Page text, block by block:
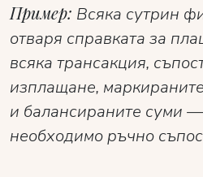
Пример: Всяка сутрин
отваря справката за
всяка трансакция,
изплащане,
и балансираните суми
необходимо ръчно